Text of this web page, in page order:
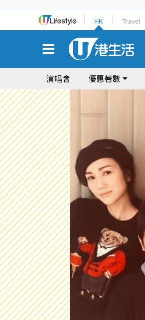
HK Travel
演唱會 優惠著數